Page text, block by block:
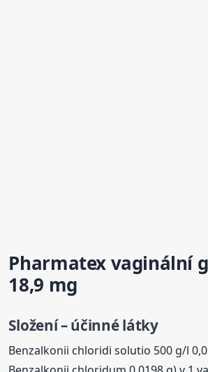
Pharmatex vaginální
18,9 mg
Složení – účinné látky
Benzalkonii chloridi solutio 500 g/l